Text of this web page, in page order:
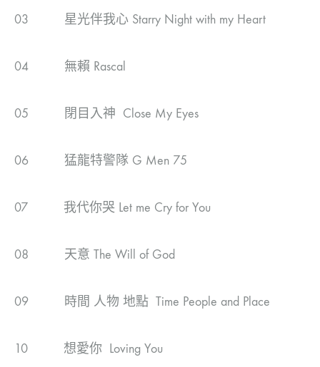
03 星光伴我心 Starry Night with my Heart
04 無賴 Rascal
05 閉目入神 Close My Eyes
06 猛龍特警隊 G Men 75
07 我代你哭 Let me Cry for You
08 天意 The Will of God
09 時間 人物 地點 Time People and Place
10 想愛你 Loving You